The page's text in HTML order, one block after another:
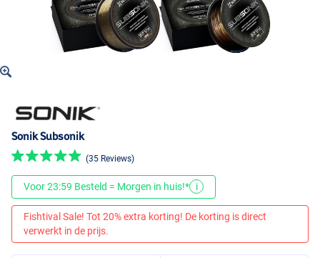
Sonik Subsonik
(35 Reviews)
Voor 23:59 Besteld = Morgen in huis!* i
Fishtival Sale! Tot 20% extra korting! De korting is direct
verwerkt in de prijs.